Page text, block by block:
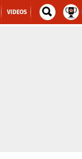
VIDEOS